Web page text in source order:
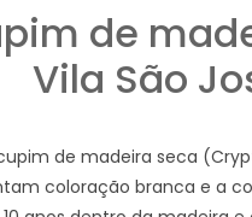
de
Vila São
de madeira seca
coloração branca e a